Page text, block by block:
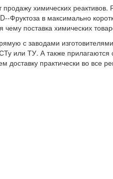
химических
Фруктоза в максимально
поставка химических
с заводами
или ТУ. А также
доставку практически во все